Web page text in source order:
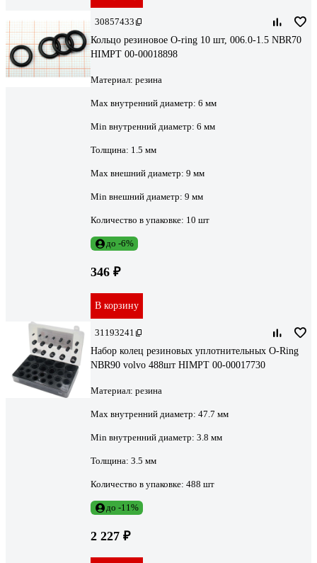
30857433
Кольцо резиновое O-ring 10 шт, 006.0-1.5 NBR70
HIMPT 00-00018898
Материал: резина
Max внутренний диаметр: 6 мм
Min внутренний диаметр: 6 мм
Толщина: 1.5 мм
Мах внешний диаметр: 9 мм
Min внешний диаметр: 9 мм
Количество в упаковке: 10 шт
до -6%
346 ₽
В корзину
31193241
Набор колец резиновых уплотнительных O-Ring
NBR90 volvo 488шт HIMPT 00-00017730
Материал: резина
Max внутренний диаметр: 47.7 мм
Min внутренний диаметр: 3.8 мм
Толщина: 3.5 мм
Количество в упаковке: 488 шт
до -11%
2 227 ₽